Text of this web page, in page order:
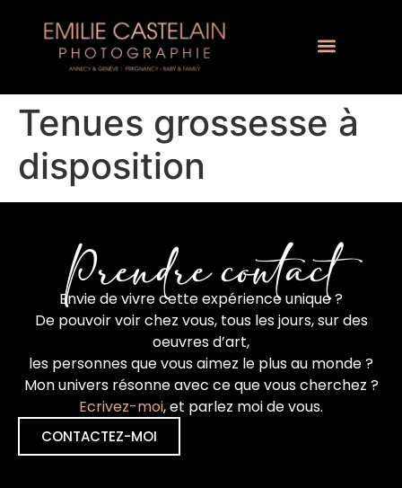
Tenues grossesse à
disposition
Prendre contact
Envie de vivre cette expérience unique ?
De pouvoir voir chez vous, tous les jours, sur des
oeuvres d’art,
les personnes que vous aimez le plus au monde ?
Mon univers résonne avec ce que vous cherchez ?
Ecrivez-moi, et parlez moi de vous.
CONTACTEZ-MOI